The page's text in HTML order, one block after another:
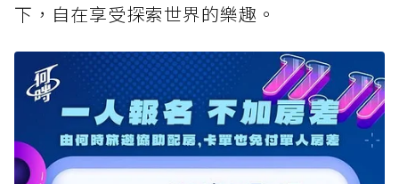
下，自在享受探索世界的樂趣。